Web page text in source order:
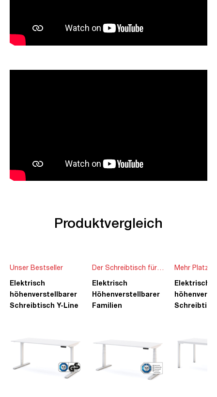
Produktvergleich
Unser Bestseller
Elektrisch
höhenverstellbarer
Schreibtisch Y-Line
Der Schreibtisch für
die ganze Familie
Elektrisch
Höhenverstellbarer
Familien
Mehr Platz
Ideen
Elektrisch